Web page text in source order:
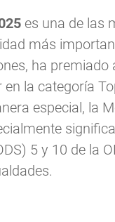
es una de las
más
ha
en la categoría
especial, la
5 y 10 de la